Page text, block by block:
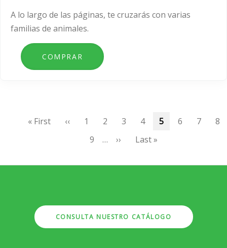
A lo largo de las páginas, te cruzarás con varias
familias de animales.
Primera
« First
Página
‹‹ Page
1 Page
2 Page
3 Page
4
Página
5 Page
6 Page
7
8
Page
9 …
Siguiente
››
Última
Last »
CONSULTA NUESTRO CATÁLOGO